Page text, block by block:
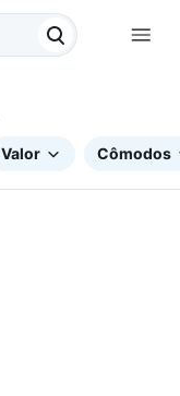
Valor Cômodos